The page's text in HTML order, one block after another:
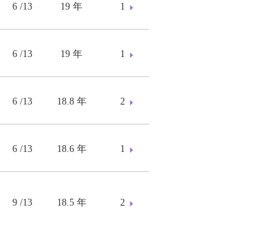
6 /13 19 年 1
6 /13 19 年 1
6 /13 18.8 年 2
6 /13 18.6 年 1
9 /13 18.5 年 2